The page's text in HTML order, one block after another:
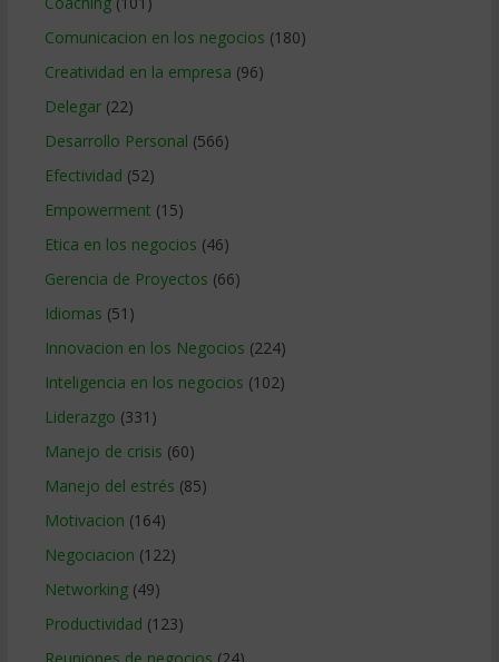
Comunicacion en los negocios (180)
Creatividad en la empresa (96)
Delegar(22)
Desarrollo Personal (566)
Efectividad (52)
Empowerment (15)
Etica en los negocios (46)
Gerencia de Proyectos (66)
Idiomas (51)
Innovacion en los Negocios (224)
Inteligencia en los negocios (102)
Liderazgo (331)
Manejo de crisis (60)
Manejo del estrés (85)
Motivacion (164)
Negociacion (122)
Networking(49)
Productividad (123)